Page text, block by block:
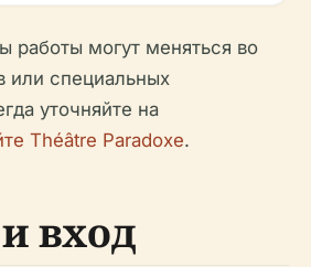
работы могут меняться во
или специальных
уточняйте на
Théâtre Paradoxe.
вход